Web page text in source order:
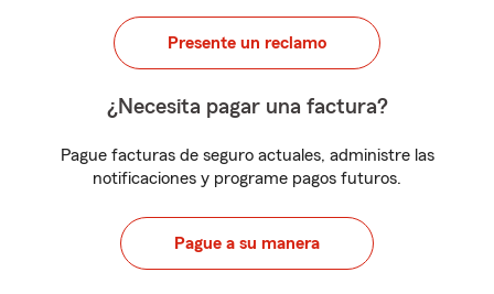
Presente un reclamo
¿Necesita pagar una factura?
Pague facturas de seguro actuales, administre las
notificaciones y programe pagos futuros.
Pague a su manera